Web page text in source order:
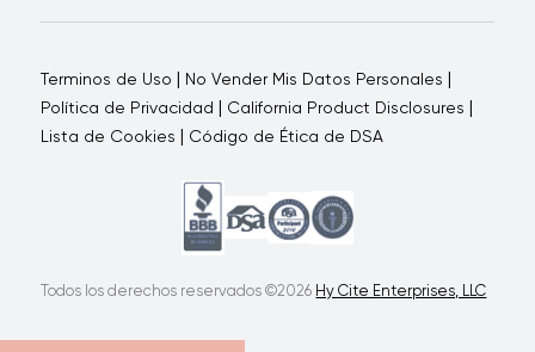
Por qué elegirnosCómo te apoyamosBlogs -
Terminos de Uso | No Vender Mis Datos Personales |
Política de Privacidad | California Product Disclosures |
Lista de Cookies | Código de Ética de DSA
Todos los derechos reservados ©2026 Hy Cite Enterprises, LLC